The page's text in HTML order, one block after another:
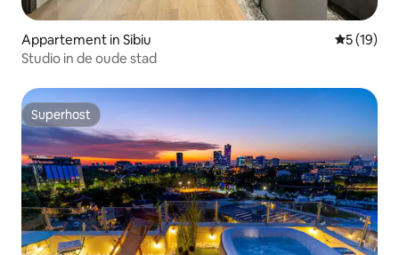
Appartement in Sibiu
5 (19)
Studio in de oude stad
Superhost
Superhost